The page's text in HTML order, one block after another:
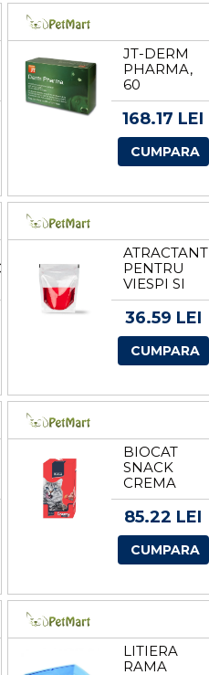
JT-DERM
PHARMA,
60
CAPSULE
168.17 LEI
CUMPARA
ATRACTANT
PENTRU
VIESPI SI
MUSTE
36.59 LEI
CUMPARA
BIOCAT
SNACK
CREMA
PISICI CU
TON SI
DISPLAY, 12
PACHETE
PLICULETE
X 14 G
85.22 LEI
CUMPARA
LITIERA
RAMA